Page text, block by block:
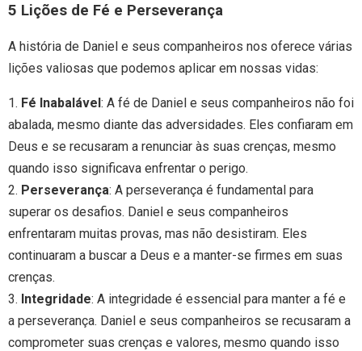
5 Lições de Fé e Perseverança
A história de Daniel e seus companheiros nos oferece várias
lições valiosas que podemos aplicar em nossas vidas:
1. Fé Inabalável: A fé de Daniel e seus companheiros não foi
abalada, mesmo diante das adversidades. Eles confiaram em
Deus e se recusaram a renunciar às suas crenças, mesmo
quando isso significava enfrentar o perigo.
2. Perseverança: A perseverança é fundamental para
superar os desafios. Daniel e seus companheiros
enfrentaram muitas provas, mas não desistiram. Eles
continuaram a buscar a Deus e a manter-se firmes em suas
crenças.
3. Integridade: A integridade é essencial para manter a fé e
a perseverança. Daniel e seus companheiros se recusaram a
comprometer suas crenças e valores, mesmo quando isso